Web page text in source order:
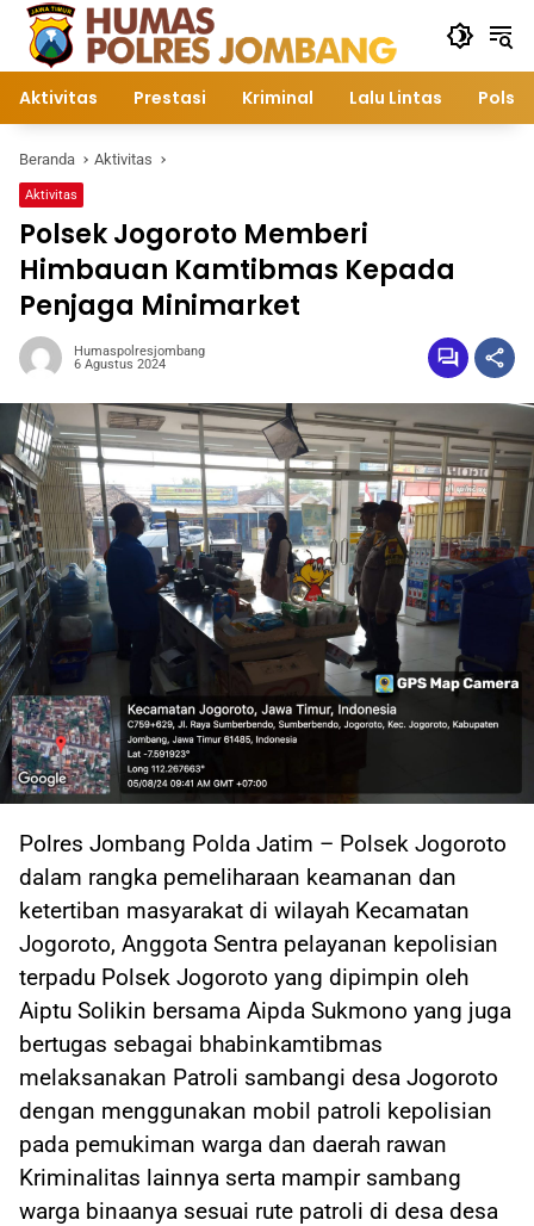
Langsung
konten
Aktivitas Prestasi Kriminal Lalu Lintas
Beranda Aktivitas
Aktivitas
Polsek Jogoroto Memberi
Himbauan Kamtibmas Kepada
Penjaga Minimarket
Humaspolresjombang
6 Agustus 2024
Polres Jombang Polda Jatim – Polsek Jogoroto
dalam rangka pemeliharaan keamanan dan
ketertiban masyarakat di wilayah Kecamatan
Jogoroto, Anggota Sentra pelayanan kepolisian
terpadu Polsek Jogoroto yang dipimpin oleh
Aiptu Solikin bersama Aipda Sukmono yang juga
bertugas sebagai bhabinkamtibmas
melaksanakan Patroli sambangi desa Jogoroto
dengan menggunakan mobil patroli kepolisian
pada pemukiman warga dan daerah rawan
Kriminalitas lainnya serta mampir sambang
warga binaanya sesuai rute patroli di desa desa